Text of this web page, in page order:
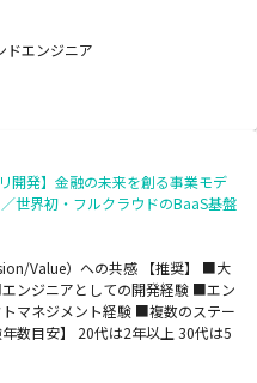
ドエンジニア
開発】金融の未来を創る事業モデ
世界初・フルクラウドのBaaS基盤
Value）への共感 【推奨】 ■大
ンジニアとしての開発経験 ■エン
マネジメント経験 ■複数のステー
数目安】 20代は2年以上 30代は5